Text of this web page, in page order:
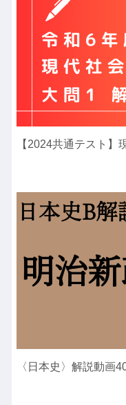
【2024共通テスト】
〈日本史〉解説動